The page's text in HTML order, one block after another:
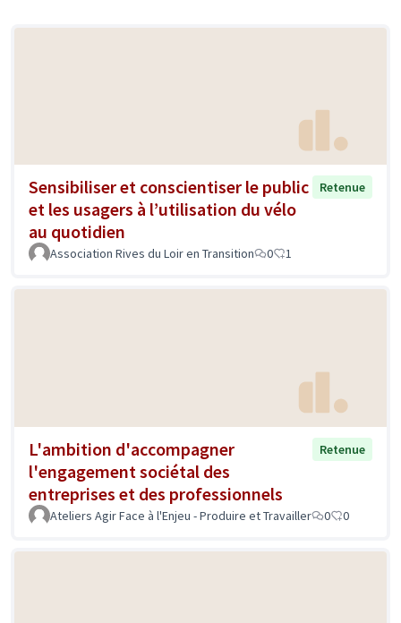
Sensibiliser et conscientiser le public
et les usagers à l’utilisation du vélo
au quotidien
Retenue
Association Rives du Loir en Transition 0 1
L'ambition d'accompagner
l'engagement sociétal des
entreprises et des professionnels
Retenue
Ateliers Agir Face à l'Enjeu - Produire et Travailler 0 0